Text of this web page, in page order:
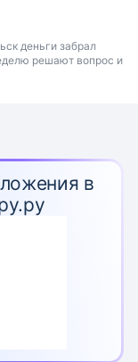
деньги забрал
решают вопрос и
в